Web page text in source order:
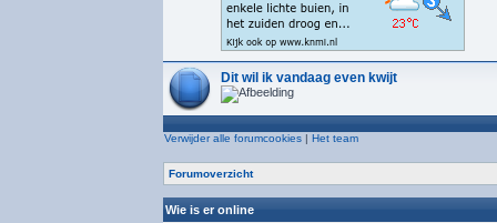
Dit wil ik vandaag even kwijt
Verwijder alle forumcookies | Het team
Forumoverzicht
Wie is er online